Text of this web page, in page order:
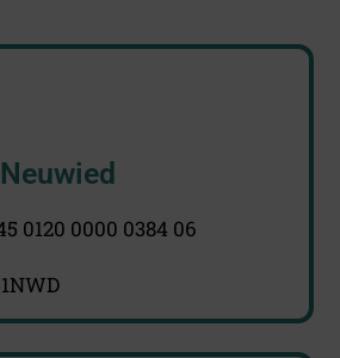
0120 0000 0384 06